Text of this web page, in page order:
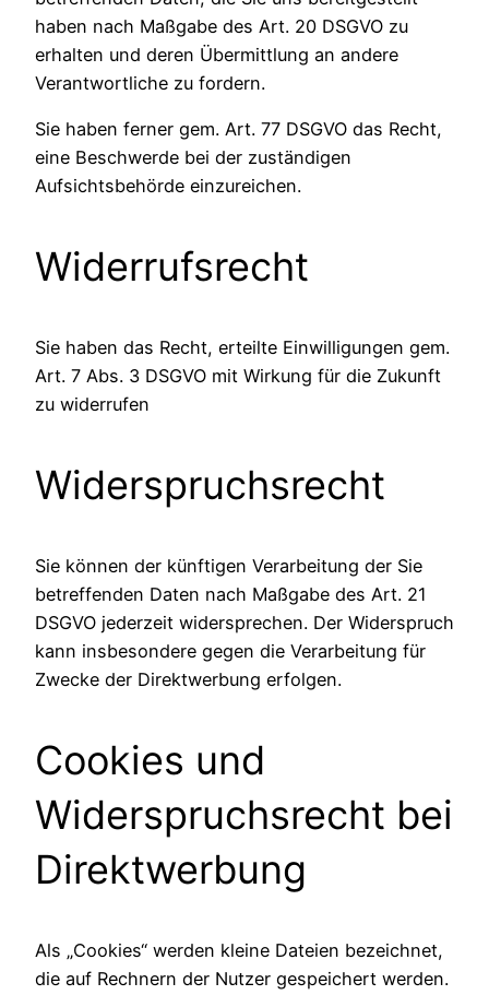
haben nach Maßgabe des Art. 20 DSGVO zu
erhalten und deren Übermittlung an andere
Verantwortliche zu fordern.
Sie haben ferner gem. Art. 77 DSGVO das Recht,
eine Beschwerde bei der zuständigen
Aufsichtsbehörde einzureichen.
Widerrufsrecht
Sie haben das Recht, erteilte Einwilligungen gem.
Art. 7 Abs. 3 DSGVO mit Wirkung für die Zukunft
zu widerrufen
Widerspruchsrecht
Sie können der künftigen Verarbeitung der Sie
betreffenden Daten nach Maßgabe des Art. 21
DSGVO jederzeit widersprechen. Der Widerspruch
kann insbesondere gegen die Verarbeitung für
Zwecke der Direktwerbung erfolgen.
Cookies und
Widerspruchsrecht bei
Direktwerbung
Als „Cookies“ werden kleine Dateien bezeichnet,
die auf Rechnern der Nutzer gespeichert werden.